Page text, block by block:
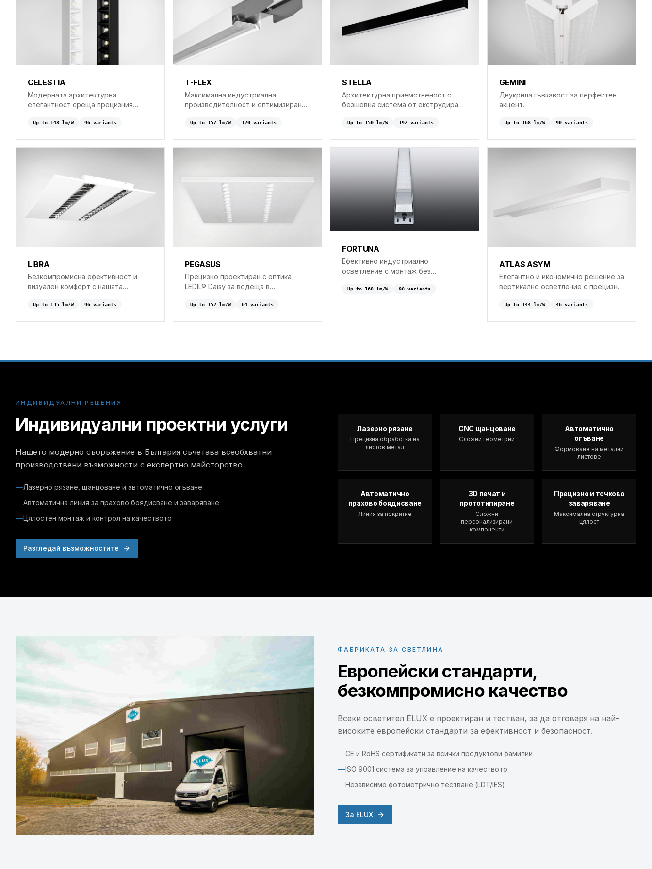
CELESTIA
Модерната архитектурна
елегантност среща прецизния
система CELESTIA, захранвана от
Up to 148 lm/W 96 variants
T-FLEX
Максимална индустриална
производителност и оптимизиран
FLEX.
Up to 157 lm/W 120 variants
STELLA
Архитектурна приемственост с
безшевна система от екструдиран
осветление.
Up to 150 lm/W 192 variants
GEMINI
Двукрила гъвкавост за перфектен
акцент.
Up to 168 lm/W 90 variants
LIBRA
Безкомпромисна ефективност и
визуален комфорт с нашата
Up to 135 lm/W 96 variants
PEGASUS
Прецизно проектиран с оптика
LEDIL® Daisy за водеща в
lm/W.
Up to 152 lm/W 64 variants
FORTUNA
Ефективно индустриално
осветление с монтаж без
стомана.
Up to 168 lm/W 90 variants
ATLAS ASYM
Елегантно и икономично решение за
вертикално осветление с прецизно
Up to 144 lm/W 46 variants
ИНДИВИДУАЛНИ РЕШЕНИЯ
Индивидуални проектни услуги
Нашето модерно съоръжение в България съчетава всеобхватни
производствени възможности с експертно майсторство.
Лазерно рязане, щанцоване и автоматично огъване
Автоматична линия за прахово боядисване и заваряване
Цялостен монтаж и контрол на качеството
Разгледай възможностите
Лазерно рязане
Прецизна обработка на
листов метал
CNC щанцоване
Сложни геометрии
Автоматично
огъване
Формоване на метални
листове
Автоматично
прахово боядисване
Линия за покритие
3D печат и
прототипиране
Сложни
персонализирани
компоненти
Прецизно и точково
заваряване
Максимална структурна
цялост
ФАБРИКАТА ЗА СВЕТЛИНА
Европейски стандарти,
безкомпромисно качество
Всеки осветител ELUX е проектиран и тестван, за да отговаря на най-
високите европейски стандарти за ефективност и безопасност.
CE и RoHS сертификати за всички продуктови фамилии
ISO 9001 система за управление на качеството
Независимо фотометрично тестване (LDT/IES)
За ELUX